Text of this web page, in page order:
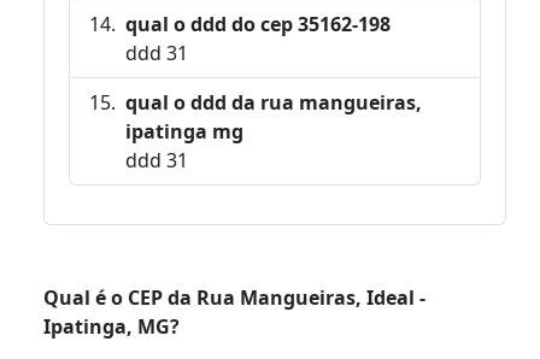
qual o ddd do cep 35162-198
ddd 31
qual o ddd da rua mangueiras,
ipatinga mg
ddd 31
Qual é o CEP da Rua Mangueiras, Ideal -
Ipatinga, MG?